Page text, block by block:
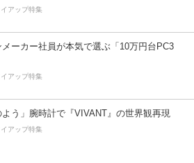
アップ特集
ーカー社員が本気で選ぶ「10万円台PC3
アップ特集
よう」腕時計で『VIVANT』の世界観再現
アップ特集